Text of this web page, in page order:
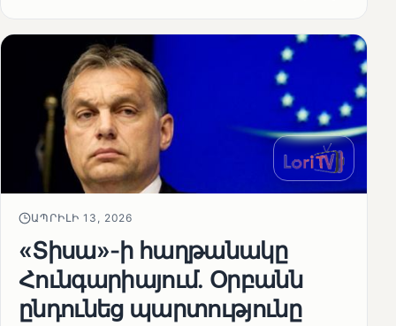
ԱՊՐԻԼԻ 13, 2026
«Տիսա»-ի հաղթանակը
Հունգարիայում․ Օրբանն
ընդունեց պարտությունը